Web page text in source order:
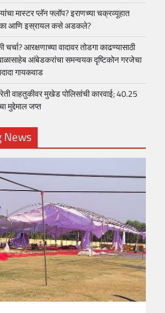
मास्टर प्लॅन फ्लॉप? इराणच्या चक्रव्यूहात
आणि इस्रायल कसे अडकले?
चर्चा? आरक्षणाच्या वादावर तोडगा काढण्यासाठी
आंबेडकरांचा समन्वयक दृष्टिकोन गरजेचा
गायकवाड
वाहतुकीवर मुखेड पोलिसांची कारवाई; 40.25
मुद्देमाल जप्त
News